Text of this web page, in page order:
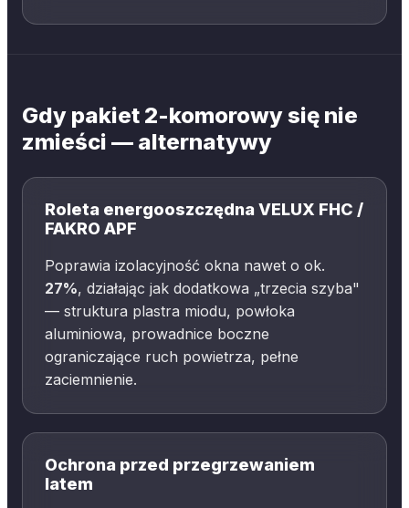
Gdy pakiet 2-komorowy się nie
zmieści — alternatywy
Roleta energooszczędna VELUX FHC /
FAKRO APF
Poprawia izolacyjność okna nawet o ok.
27%, działając jak dodatkowa „trzecia szyba"
— struktura plastra miodu, powłoka
aluminiowa, prowadnice boczne
ograniczające ruch powietrza, pełne
zaciemnienie.
Ochrona przed przegrzewaniem
latem